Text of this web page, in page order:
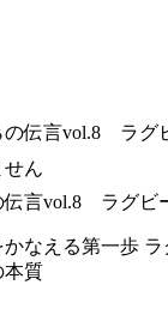
伝言vol.8 ラグビ
なえる第一歩
本質